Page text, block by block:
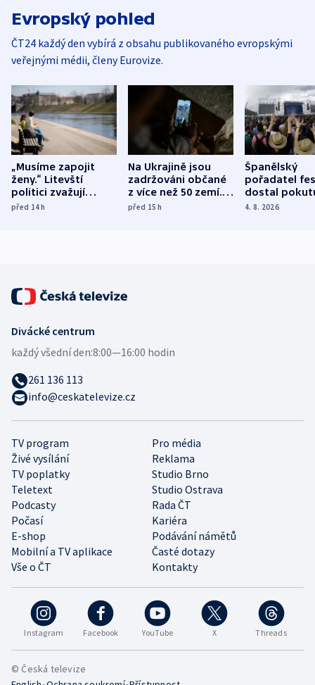
Evropský pohled
ČT24 každý den vybírá z obsahu publikovaného evropskými
veřejnými médii, členy Eurovize.
„Musíme zapojit
ženy.“ Litevští
politici zvažují
dohodu o
před 14h
Na Ukrajině jsou
zadržováni občané
z více než 50 zemí.
Bojovali na straně
před 15h
Španělský
pořadatel
dostal
nekalé
4. 8. 2026
Instagram Facebook YouTube X Threads
TV program
Pro média
Živé vysílání
Reklama
TV poplatky
Studio Brno
Teletext
Studio Ostrava
Podcasty
Rada ČT
Počasí
Kariéra
E-shop
Podávání námětů
Mobilní a TV aplikace
Časté dotazy
Vše o ČT
Kontakty
Divácké centrum
každý všední den:8:00—16:00 hodin
261 136 113
info@ceskatelevize.cz
© Česká televize